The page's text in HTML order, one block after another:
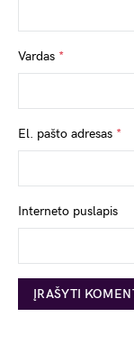
Vardas *
El. pašto adresas *
Interneto puslapis